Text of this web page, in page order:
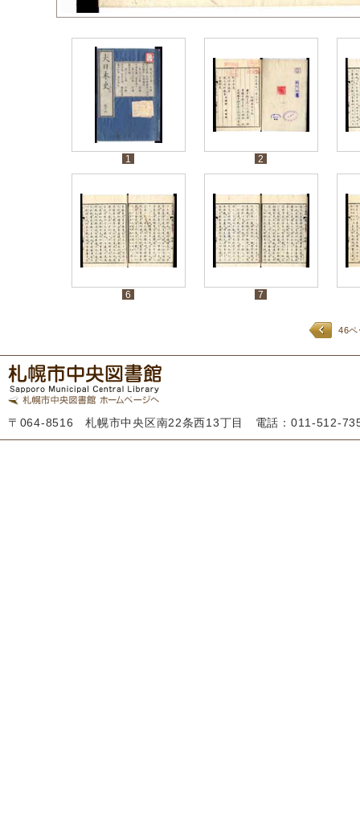
1 2
6 7
46ペ
〒064-8516 札幌市中央区南22条西13丁目 電話：011-512-